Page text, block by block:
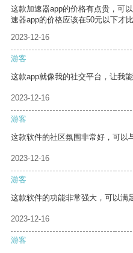
这款加速器app的价格有点贵，可
速器app的价格应该在50元以下才比
2023-12-16
游客
这款app就像我的社交平台，让我
2023-12-16
游客
这款软件的社区氛围非常好，可以
2023-12-16
游客
这款软件的功能非常强大，可以满
2023-12-16
游客